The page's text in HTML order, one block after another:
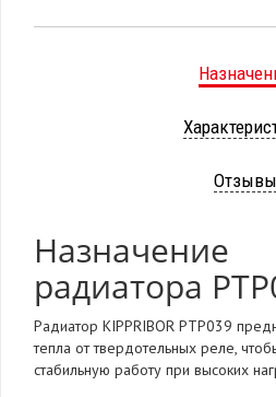
Отзывы
Назначение
радиатора
Радиатор KIPPRIBOR РТР039
тепла от твердотельных реле,
стабильную работу при высоких